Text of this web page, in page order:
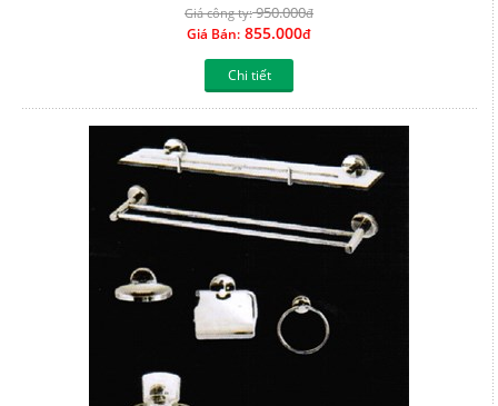
Giá công ty:950.000đ
Giá Bán: 855.000đ
Chi tiết